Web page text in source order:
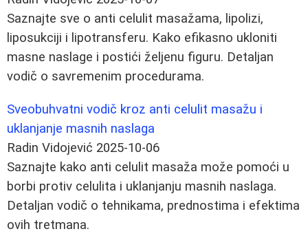
Saznajte sve o anti celulit masažama, lipolizi,
liposukciji i lipotransferu. Kako efikasno ukloniti
masne naslage i postići željenu figuru. Detaljan
vodič o savremenim procedurama.
Sveobuhvatni vodič kroz anti celulit masažu i
uklanjanje masnih naslaga
Radin Vidojević 2025-10-06
Saznajte kako anti celulit masaža može pomoći u
borbi protiv celulita i uklanjanju masnih naslaga.
Detaljan vodič o tehnikama, prednostima i efektima
ovih tretmana.